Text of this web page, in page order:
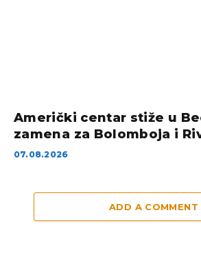
Američki centar stiže u
zamena za Bolomboja i
07.08.2026
ADD A COMMENT